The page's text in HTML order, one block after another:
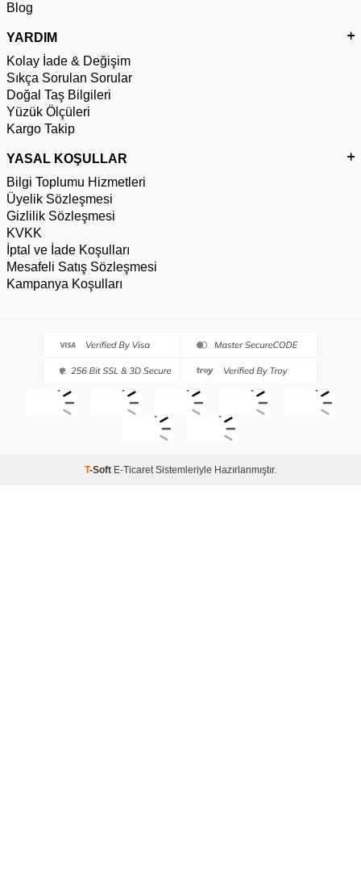
Blog
YARDIM
Kolay İade & Değişim
Sıkça Sorulan Sorular
Doğal Taş Bilgileri
Yüzük Ölçüleri
Kargo Takip
YASAL KOŞULLAR
Bilgi Toplumu Hizmetleri
Üyelik Sözleşmesi
Gizlilik Sözleşmesi
KVKK
İptal ve İade Koşulları
Mesafeli Satış Sözleşmesi
Kampanya Koşulları
T-Soft E-Ticaret Sistemleriyle Hazırlanmıştır.